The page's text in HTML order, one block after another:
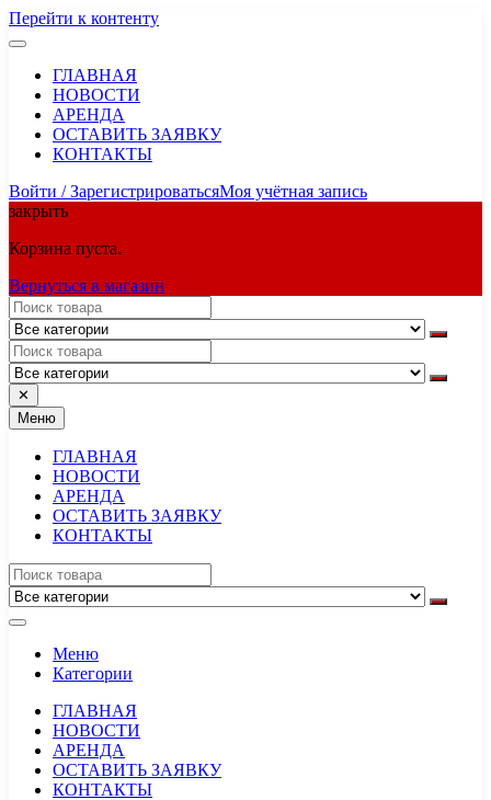
Перейти к контенту
ГЛАВНАЯ
НОВОСТИ
АРЕНДА
ОСТАВИТЬ ЗАЯВКУ
КОНТАКТЫ
Войти / ЗарегистрироватьсяМоя учётная запись
закрыть
Корзина пуста.
Вернуться в магазин
✕
Меню
ГЛАВНАЯ
НОВОСТИ
АРЕНДА
ОСТАВИТЬ ЗАЯВКУ
КОНТАКТЫ
Меню
Категории
ГЛАВНАЯ
НОВОСТИ
АРЕНДА
ОСТАВИТЬ ЗАЯВКУ
КОНТАКТЫ